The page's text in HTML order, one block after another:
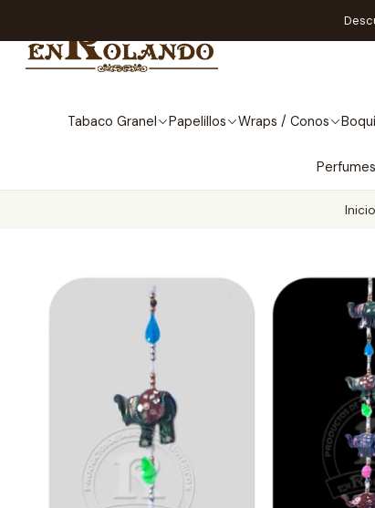
Tabaco Granel Papelillos Wraps / Conos
Inicio